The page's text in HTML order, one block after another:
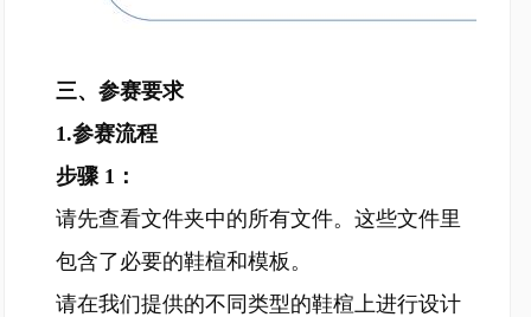
三、参赛要求
1.参赛流程
步骤 1：
请先查看文件夹中的所有文件。这些文件里
包含了必要的鞋楦和模板。
请在我们提供的不同类型的鞋楦上进行设计